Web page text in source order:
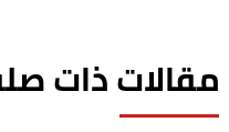
مقالات ذات